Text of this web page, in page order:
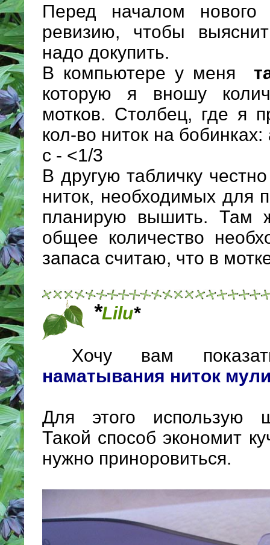
Перед началом
ревизию, чтобы
надо докупить.
В компьютере у меня
которую я вношу
мотков. Столбец, где я
кол-во ниток на
c - <1/3
В другую табличку
ниток, необходимых для
планирую вышить. Там
общее количество
запаса считаю, что в
*Lilu*
Хочу вам
наматывания ниток
Для этого использую
Такой способ экономит
нужно приноровиться.